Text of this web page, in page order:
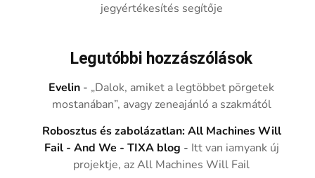
jegyértékesítés segítője
Legutóbbi hozzászólások
Evelin - „Dalok, amiket a legtöbbet pörgetek
mostanában”, avagy zeneajánló a szakmától
Robosztus és zabolázatlan: All Machines Will
Fail - And We - TIXA blog - Itt van iamyank új
projektje, az All Machines Will Fail